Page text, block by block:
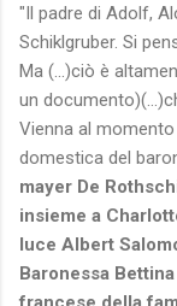
"Il padre di Adolf,
Schiklgruber. Si
Ma (...)ciò è
un
Vienna al
domestica del
mayer De
insieme a
luce Albert
Baronessa